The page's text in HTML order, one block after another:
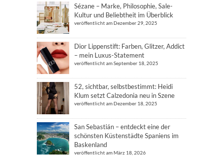
Sézane – Marke, Philosophie, Sale-
Kultur und Beliebtheit im Überblick
veröffentlicht am Dezember 29, 2025
Dior Lippenstift: Farben, Glitzer, Addict
– mein Luxus-Statement
veröffentlicht am September 18, 2025
52, sichtbar, selbstbestimmt: Heidi
Klum setzt Calzedonia neu in Szene
veröffentlicht am Dezember 18, 2025
San Sebastián – entdeckt eine der
schönsten Küstenstädte Spaniens im
Baskenland
veröffentlicht am März 18, 2026